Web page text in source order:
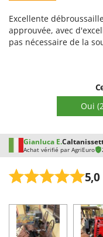
Excellente
approuvée, avec
pas nécessaire de la
Oui
Gianluca E.
Achat vérifié par AgriEuro
5,0
Prestations
Facilité d'utilisation